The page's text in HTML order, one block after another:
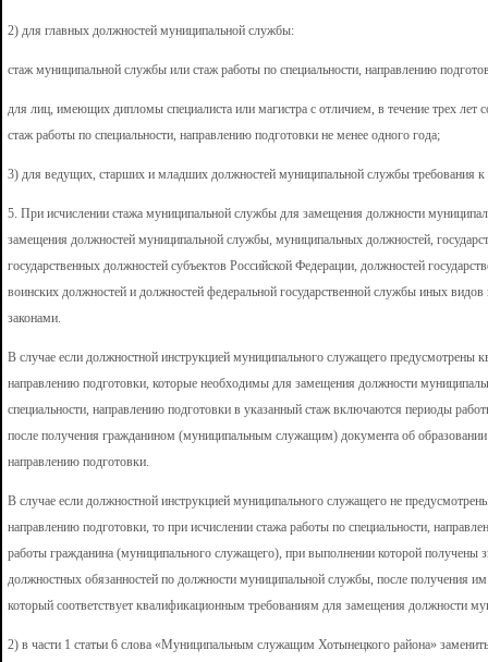
2) для главных должностей муниципальной службы:
стаж муниципальной службы или стаж работы по специальности, направлению
для лиц, имеющих дипломы специалиста или магистра с отличием, в течение трех
стаж работы по специальности, направлению подготовки не менее одного года;
3) для ведущих, старших и младших должностей муниципальной службы требования к
5. При исчислении стажа муниципальной службы для замещения должности
замещения должностей муниципальной службы, муниципальных должностей,
государственных должностей субъектов Российской Федерации, должностей
воинских должностей и должностей федеральной государственной службы иных
законами.
В случае если должностной инструкцией муниципального служащего предусмотрены
направлению подготовки, которые необходимы для замещения должности
специальности, направлению подготовки в указанный стаж включаются периоды
после получения гражданином (муниципальным служащим) документа об
направлению подготовки.
В случае если должностной инструкцией муниципального служащего не
направлению подготовки, то при исчислении стажа работы по специальности,
работы гражданина (муниципального служащего), при выполнении которой получены
должностных обязанностей по должности муниципальной службы, после получения
который соответствует квалификационным требованиям для замещения должности
2) в части 1 статьи 6 слова «Муниципальным служащим Хотынецкого района»